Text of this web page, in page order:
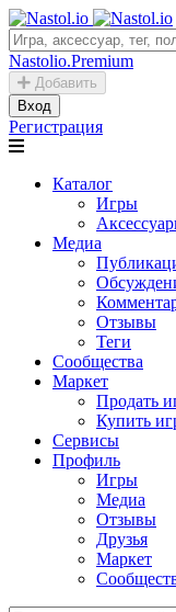
Nastolio.Premium
Добавить
Вход
Регистрация
Каталог
Игры
Медиа
Отзывы
Теги
Сообщества
Маркет
Продать
Купить
Сервисы
Профиль
Игры
Медиа
Отзывы
Друзья
Маркет